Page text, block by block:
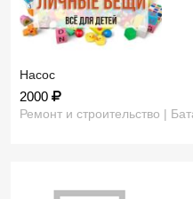
Насос
2000
Ремонт и строительство |